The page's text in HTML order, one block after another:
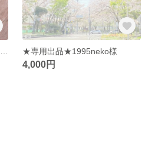
瑞々しいデラウェアのピアス/イヤリング ★専用出品★1995neko様
4,000円